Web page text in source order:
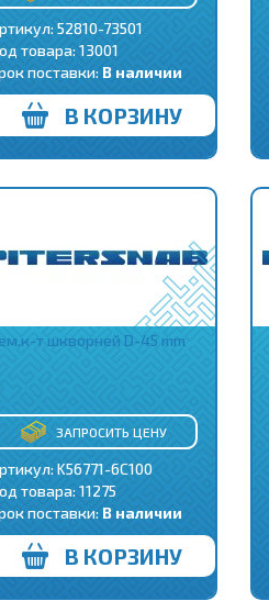
52810-73501
товара: 13001
поставки: В наличии
В КОРЗИНУ
т шкворней D-45 mm
ЗАПРОСИТЬ ЦЕНУ
K56771-6C100
товара: 11275
поставки: В наличии
В КОРЗИНУ